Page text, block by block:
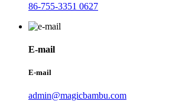
86-755-3351 0627
E-mail
E-mail
admin@magicbambu.com